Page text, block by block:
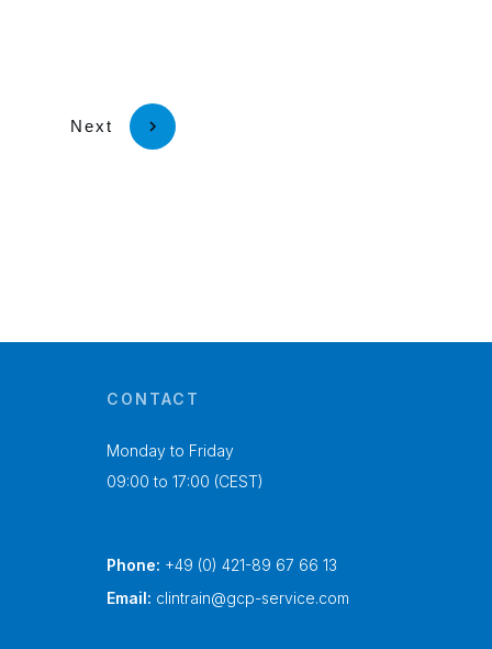
Next
CONTACT
Monday to Friday
09:00 to 17:00 (CEST)
Phone: +49 (0) 421-89 67 66 13
Email: clintrain@gcp-service.com